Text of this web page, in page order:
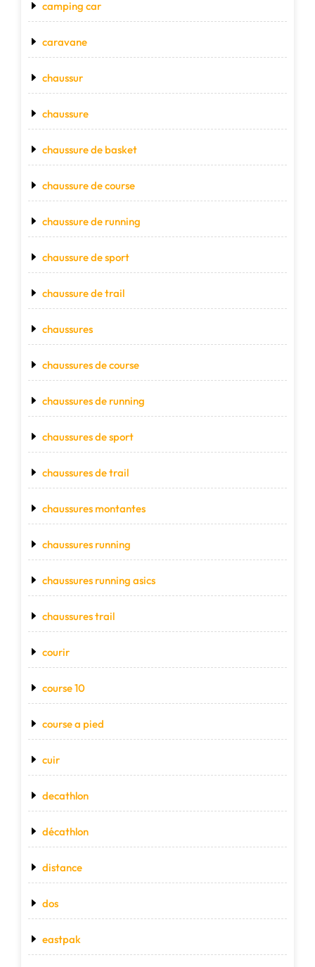
camping car
caravane
chaussur
chaussure
chaussure de basket
chaussure de course
chaussure de running
chaussure de sport
chaussure de trail
chaussures
chaussures de course
chaussures de running
chaussures de sport
chaussures de trail
chaussures montantes
chaussures running
chaussures running asics
chaussures trail
courir
course 10
course a pied
cuir
decathlon
décathlon
distance
dos
eastpak